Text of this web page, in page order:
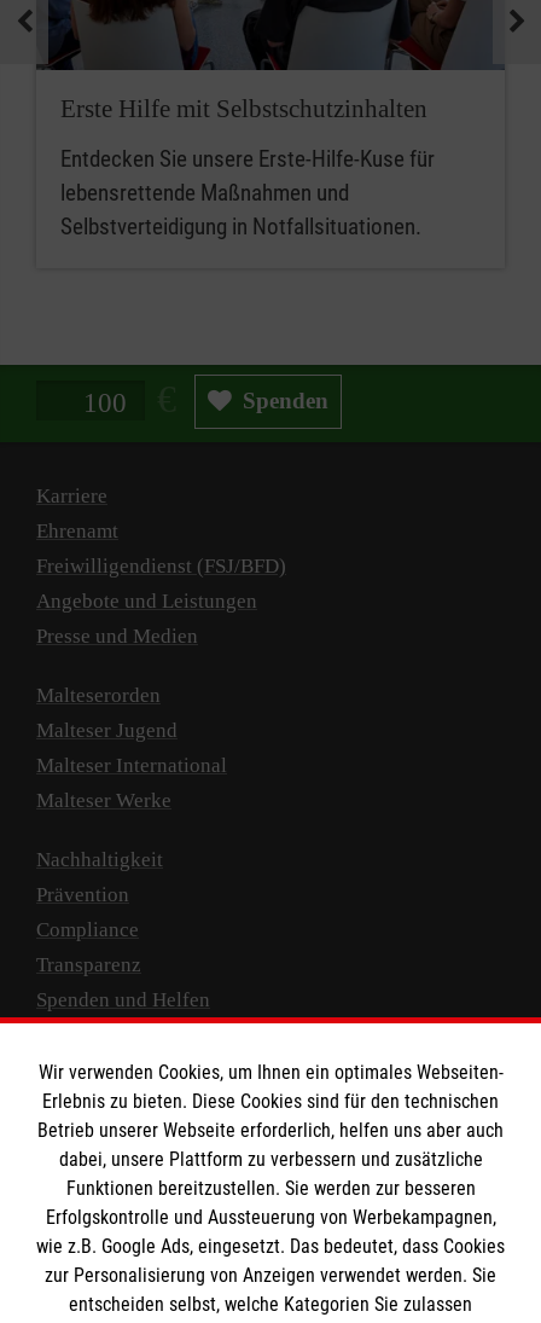
Erste Hilfe mit Selbstschutzinhalten
Entdecken Sie unsere Erste-Hilfe-Kuse für
lebensrettende Maßnahmen und
Selbstverteidigung in Notfallsituationen.
Spendenbetrag in Euro Spenden
Karriere
Ehrenamt
Freiwilligendienst (FSJ/BFD)
Angebote und Leistungen
Presse und Medien
Malteserorden
Malteser Jugend
Malteser International
Malteser Werke
Nachhaltigkeit
Prävention
Compliance
Transparenz
Spenden und Helfen
Empfänger: Malteser Hilfsdienst e.V.
IBAN: DE10 3706 0120 1201 2000 12
BIC: GENODED 1PA7
Wir verwenden Cookies, um Ihnen ein optimales Webseiten-
Erlebnis zu bieten. Diese Cookies sind für den technischen
Betrieb unserer Webseite erforderlich, helfen uns aber auch
dabei, unsere Plattform zu verbessern und zusätzliche
Funktionen bereitzustellen. Sie werden zur besseren
Erfolgskontrolle und Aussteuerung von Werbekampagnen,
wie z.B. Google Ads, eingesetzt. Das bedeutet, dass Cookies
zur Personalisierung von Anzeigen verwendet werden. Sie
entscheiden selbst, welche Kategorien Sie zulassen